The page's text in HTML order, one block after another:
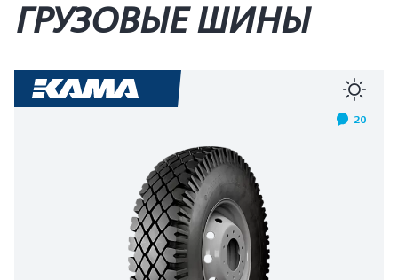
ГРУЗОВЫЕ ШИНЫ
20